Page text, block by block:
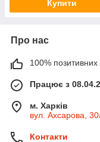
Купити
Про нас
100% позитивних
Працює з
м. Харків
вул. Ахсарова,
Контакти